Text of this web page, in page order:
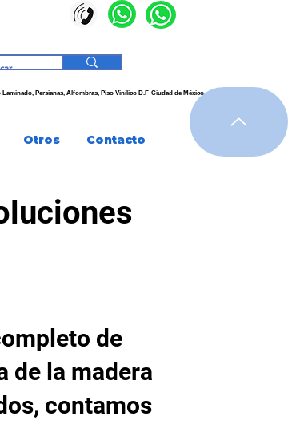
Laminado, Persianas, Alfombras, Piso Vinílico D.F-Ciudad de México
Otros Contacto
de
de la madera
contamos